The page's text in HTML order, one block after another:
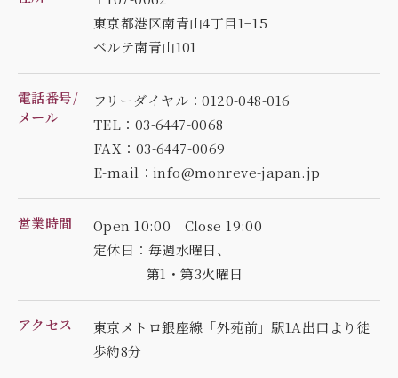
東京都港区南青山4丁目1−15
ベルテ南青山101
電話番号/
メール
フリーダイヤル：0120-048-016
TEL：03-6447-0068
FAX：03-6447-0069
E-mail：info@monreve-japan.jp
営業時間
Open 10:00 Close 19:00
定休日：毎週水曜日、
第1・第3火曜日
アクセス
東京メトロ銀座線「外苑前」駅1A出口より徒
歩約8分